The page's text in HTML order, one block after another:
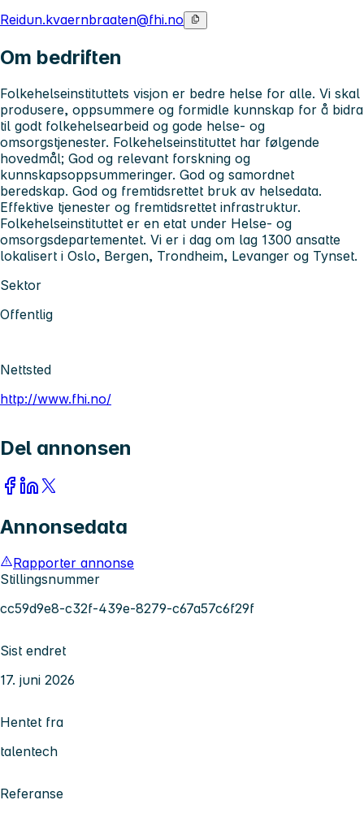
Reidun.kvaernbraaten@fhi.no
Om bedriften
Folkehelseinstituttets visjon er bedre helse for alle. Vi skal
produsere, oppsummere og formidle kunnskap for å bidra
til godt folkehelsearbeid og gode helse- og
omsorgstjenester. Folkehelseinstituttet har følgende
hovedmål; God og relevant forskning og
kunnskapsoppsummeringer. God og samordnet
beredskap. God og fremtidsrettet bruk av helsedata.
Effektive tjenester og fremtidsrettet infrastruktur.
Folkehelseinstituttet er en etat under Helse- og
omsorgsdepartementet. Vi er i dag om lag 1300 ansatte
lokalisert i Oslo, Bergen, Trondheim, Levanger og Tynset.
Sektor
Offentlig
Nettsted
http://www.fhi.no/
Del annonsen
Annonsedata
Rapporter annonse
Stillingsnummer
cc59d9e8-c32f-439e-8279-c67a57c6f29f
Sist endret
17. juni 2026
Hentet fra
talentech
Referanse